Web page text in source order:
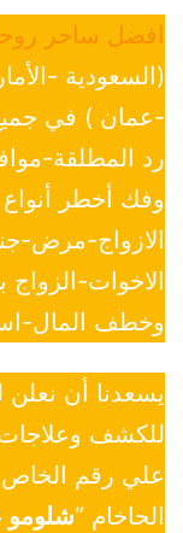
افضل ساحر
(السعودية -
-عمان ) في
رد المطلقة-
وفك أخطر
الازواج-مرض-
الاخوات-
وخطف المال-
يسعدنا أن نعلن
للكشف وعلاجات
علي رقم الخاص
الحاخام “شلومو